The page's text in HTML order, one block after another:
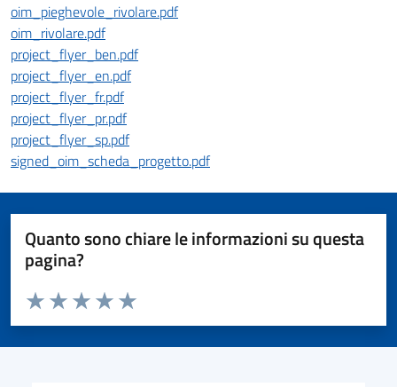
oim_pieghevole_rivolare.pdf
oim_rivolare.pdf
project_flyer_ben.pdf
project_flyer_en.pdf
project_flyer_fr.pdf
project_flyer_pr.pdf
project_flyer_sp.pdf
signed_oim_scheda_progetto.pdf
Quanto sono chiare le informazioni su questa
pagina?
Valuta da 1 a 5 stelle la pagina
Valuta 5 stelle su 5
Valuta 4 stelle su 5
Valuta 3 stelle su 5
Valuta 2 stelle su 5
Valuta 1 stelle su 5